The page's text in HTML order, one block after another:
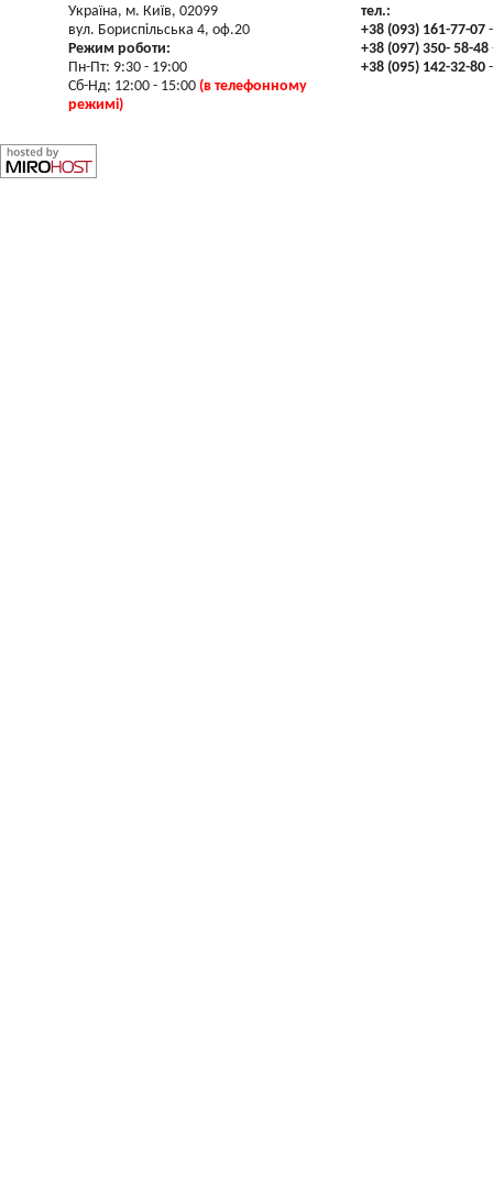
Україна, м. Київ, 02099
вул. Бориспільська 4, оф.20
Режим роботи:
Пн-Пт: 9:30 - 19:00
Сб-Нд: 12:00 - 15:00 (в телефонному
режимі)
тел.:
+38 (093) 161-77-07
+38 (097) 350- 58-48
+38 (095) 142-32-80